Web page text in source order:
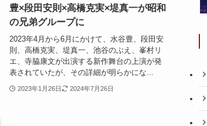
豊×段田安則×高橋克実×堤真一が昭和
の兄弟グループに
2023年4月から6月にかけて、水谷豊、段田安
則、高橋克実、堤真一、池谷のぶえ、峯村リ
エ、寺脇康文が出演する新作舞台の上演が発
表されていたが、その詳細が明らかにな...
2023年1月26日 2024年7月26日